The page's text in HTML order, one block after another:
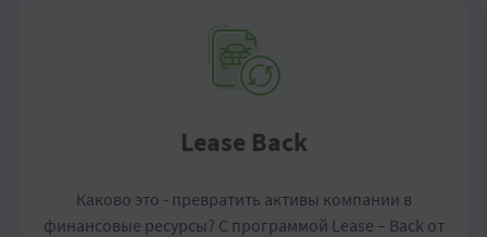
Lease Back
Каково это - превратить активы компании в
финансовые ресурсы? С программой Lease – Back от